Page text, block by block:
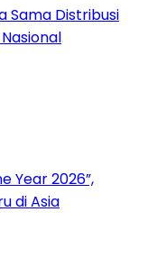
Sama Distribusi
Year 2026”,
di Asia